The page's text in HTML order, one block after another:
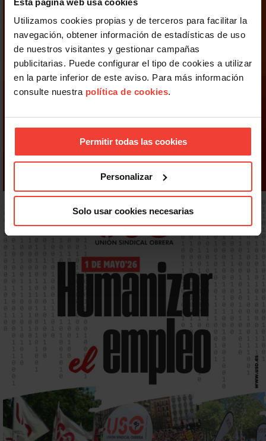
Utilizamos cookies propias y de terceros para facilitar la
navegación, obtener información de estadísticas de uso
de nuestros visitantes y gestionar campañas
publicitarias. Puede configurar el tipo de cookies a utilizar
en la parte inferior de este aviso. Para más información
consulte nuestra política de cookies.
Permitir todas las cookies
Personalizar
Solo usar cookies necesarias